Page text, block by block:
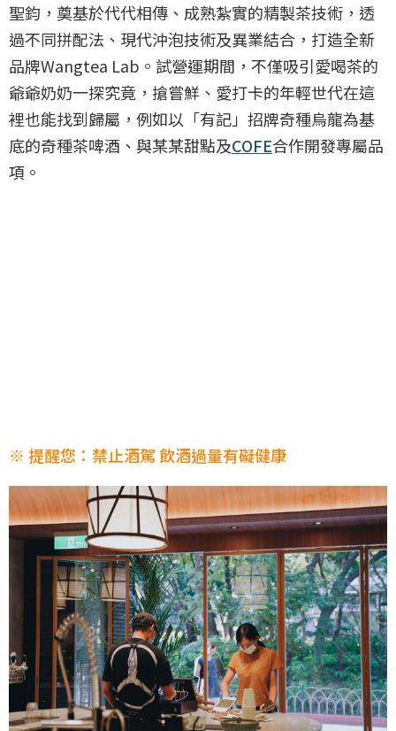
聖鈞，奠基於代代相傳、成熟紮實的精製茶技術，透
過不同拼配法、現代沖泡技術及異業結合，打造全新
品牌Wangtea Lab。試營運期間，不僅吸引愛喝茶的
爺爺奶奶一探究竟，搶嘗鮮、愛打卡的年輕世代在這
裡也能找到歸屬，例如以「有記」招牌奇種烏龍為基
底的奇種茶啤酒、與某某甜點及COFE合作開發專屬品
項。
※ 提醒您：禁止酒駕 飲酒過量有礙健康